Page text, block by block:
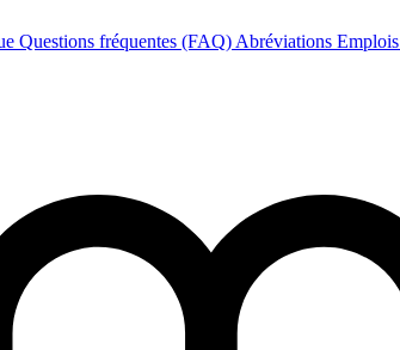
Questions fréquentes (FAQ) Abréviations Emplois